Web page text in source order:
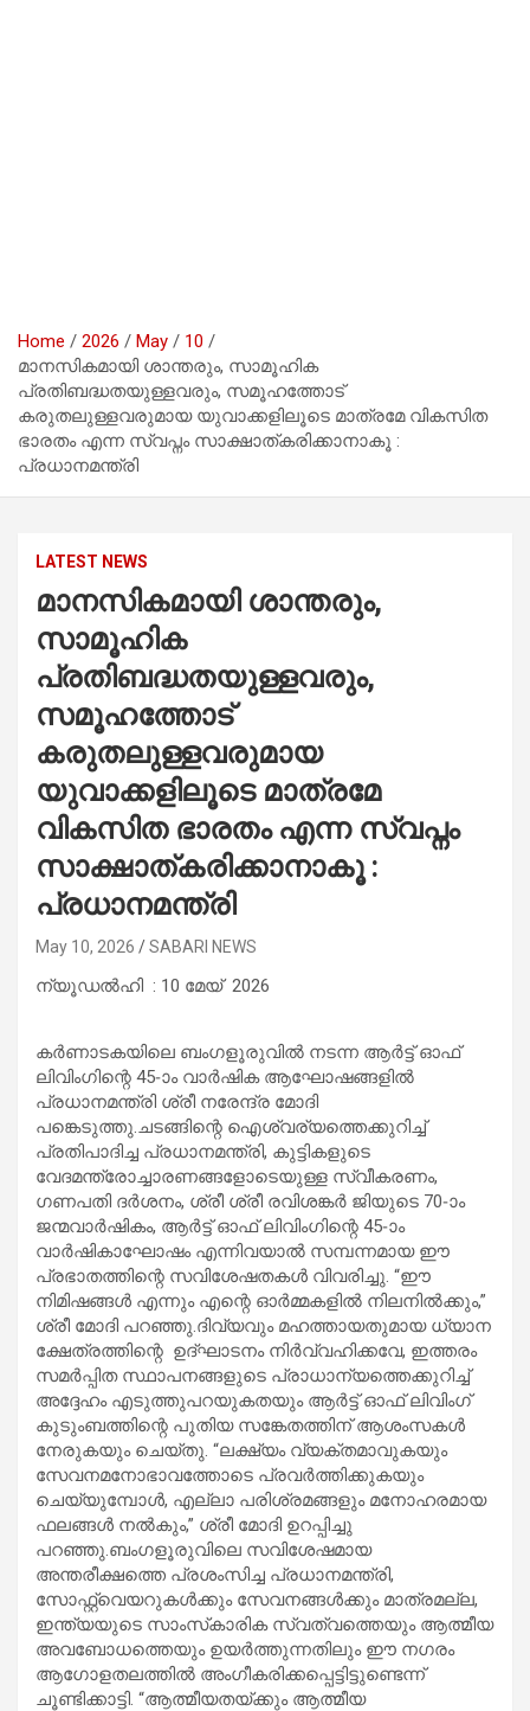
Home 2026 May
10
മാനസികമായി ശാന്തരും, സാമൂഹിക
പ്രതിബദ്ധതയുള്ളവരും, സമൂഹത്തോട്
കരുതലുള്ളവരുമായ യുവാക്കളിലൂടെ മാത്രമേ വികസിത
ഭാരതം എന്ന സ്വപ്നം സാക്ഷാത്കരിക്കാനാകൂ :
പ്രധാനമന്ത്രി
LATEST NEWS
മാനസികമായി ശാന്തരും,
സാമൂഹിക
പ്രതിബദ്ധതയുള്ളവരും,
സമൂഹത്തോട്
കരുതലുള്ളവരുമായ
യുവാക്കളിലൂടെ മാത്രമേ
വികസിത ഭാരതം എന്ന സ്വപ്നം
സാക്ഷാത്കരിക്കാനാകൂ :
പ്രധാനമന്ത്രി
May 10, 2026 SABARI NEWS
ന്യൂഡൽഹി : 10 മേയ് 2026
കർണാടകയിലെ ബംഗളൂരുവിൽ നടന്ന ആർട്ട് ഓഫ്
ലിവിംഗിന്റെ 45-ാം വാർഷിക ആഘോഷങ്ങളിൽ
പ്രധാനമന്ത്രി ശ്രീ നരേന്ദ്ര മോദി
പങ്കെടുത്തു.ചടങ്ങിന്റെ ഐശ്വര്യത്തെക്കുറിച്ച്
പ്രതിപാദിച്ച പ്രധാനമന്ത്രി, കുട്ടികളുടെ
വേദമന്ത്രോച്ചാരണങ്ങളോടെയുള്ള സ്വീകരണം,
ഗണപതി ദർശനം, ശ്രീ ശ്രീ രവിശങ്കർ ജിയുടെ 70-ാം
ജന്മവാർഷികം, ആർട്ട് ഓഫ് ലിവിംഗിന്റെ 45-ാം
വാർഷികാഘോഷം എന്നിവയാൽ സമ്പന്നമായ ഈ
പ്രഭാതത്തിന്റെ സവിശേഷതകൾ വിവരിച്ചു. “ഈ
നിമിഷങ്ങൾ എന്നും എന്റെ ഓർമ്മകളിൽ നിലനിൽക്കും,”
ശ്രീ മോദി പറഞ്ഞു.ദിവ്യവും മഹത്തായതുമായ ധ്യാന
ക്ഷേത്രത്തിന്റെ ഉദ്ഘാടനം നിർവ്വഹിക്കവേ, ഇത്തരം
സമർപ്പിത സ്ഥാപനങ്ങളുടെ പ്രാധാന്യത്തെക്കുറിച്ച്
അദ്ദേഹം എടുത്തുപറയുകതയും ആർട്ട് ഓഫ് ലിവിംഗ്
കുടുംബത്തിന്റെ പുതിയ സങ്കേതത്തിന് ആശംസകൾ
നേരുകയും ചെയ്തു. “ലക്ഷ്യം വ്യക്തമാവുകയും
സേവനമനോഭാവത്തോടെ പ്രവർത്തിക്കുകയും
ചെയ്യുമ്പോൾ, എല്ലാ പരിശ്രമങ്ങളും മനോഹരമായ
ഫലങ്ങൾ നൽകും,” ശ്രീ മോദി ഉറപ്പിച്ചു
പറഞ്ഞു.ബംഗളൂരുവിലെ സവിശേഷമായ
അന്തരീക്ഷത്തെ പ്രശംസിച്ച പ്രധാനമന്ത്രി,
സോഫ്റ്റ്‌വെയറുകൾക്കും സേവനങ്ങൾക്കും മാത്രമല്ല,
ഇന്ത്യയുടെ സാംസ്‌കാരിക സ്വത്വത്തെയും ആത്മീയ
അവബോധത്തെയും ഉയർത്തുന്നതിലും ഈ നഗരം
ആഗോളതലത്തിൽ അംഗീകരിക്കപ്പെട്ടിട്ടുണ്ടെന്ന്
ചൂണ്ടിക്കാട്ടി. “ആത്മീയതയ്ക്കും ആത്മീയ